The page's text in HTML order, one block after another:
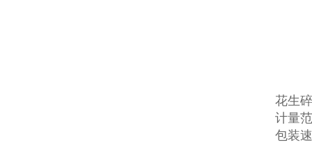
花生
计量
包装